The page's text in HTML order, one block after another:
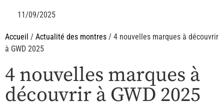
11/09/2025
Accueil / Actualité des montres / 4 nouvelles marques à découvrir
à GWD 2025
4 nouvelles marques à
découvrir à GWD 2025